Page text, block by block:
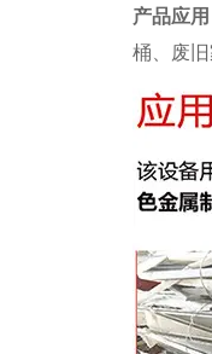
产品应
桶、废